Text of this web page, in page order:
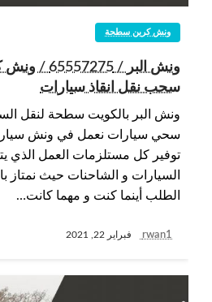
ونش كرين سطحة
ونش البر /
سحب نقل انقاذ سيارات
ونش البر بالكويت سطحة لنقل
سحي سيارات نعمل في ونش
توفير كل مستلزمات العمل الذي
السيارات و الشاحنات حيث نمتاز
الطلب أينما كنت و مهما كانت…
rwan1 فبراير 22, 2021